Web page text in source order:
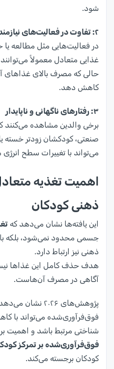
شود.
۲: تفاوت در فعالیت‌های
در فعالیت‌هایی مثل مطالعه یا
غذایی متعادل معمولاً
حالی که مصرف بالای غذاهای
کاهش دهد.
۳: رفتارهای ناگهانی و ناپایدار
برخی والدین مشاهده می‌کنند
صنعتی، کودکشان زودتر خسته
می‌تواند با تغییرات سطح انرژی
اهمیت تغذیه
ذهنی کودکان
این یافته‌ها نشان می‌دهد که
جسمی محدود نمی‌شود، بلکه با
ذهنی نیز ارتباط دارد.
هدف حذف کامل این غذاها
آگاهی در مصرف آن‌هاست.
پژوهش‌های ۲۰۲۶
فوق‌فرآوری‌شده می‌تواند با
شناختی مرتبط باشد و اهمیت
فوق‌فرآوری‌شده بر تمرکز
کودکان برجسته می‌کند.